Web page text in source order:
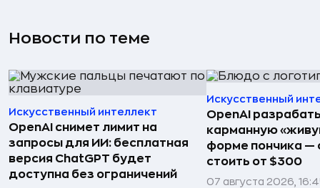
Новости по теме
Искусственный интеллект
OpenAI снимет лимит на
запросы для ИИ: бесплатная
версия ChatGPT будет
доступна без ограничений
Искусственный
OpenAI
карманную
форме пончика —
стоить от $300
07 августа 2026,